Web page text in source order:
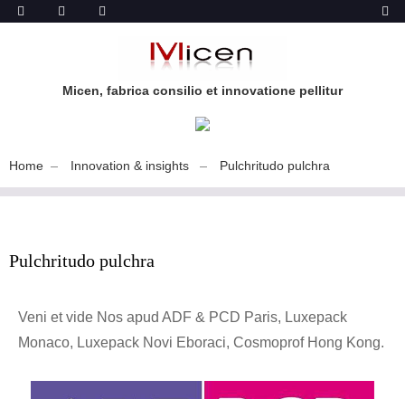
Micen, fabrica consilio et innovatione pellitur
Home Innovation & insights Pulchritudo pulchra
Pulchritudo pulchra
Veni et vide Nos apud ADF & PCD Paris, Luxepack
Monaco, Luxepack Novi Eboraci, Cosmoprof Hong Kong.